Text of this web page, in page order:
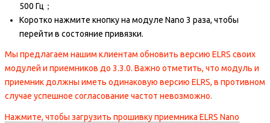
500 Гц；
Коротко нажмите кнопку на модуле Nano 3 раза, чтобы
перейти в состояние привязки.
Мы предлагаем нашим клиентам обновить версию ELRS своих
модулей и приемников до 3.3.0. Важно отметить, что модуль и
приемник должны иметь одинаковую версию ELRS, в противном
случае успешное согласование частот невозможно.
Нажмите, чтобы загрузить прошивку приемника ELRS Nano